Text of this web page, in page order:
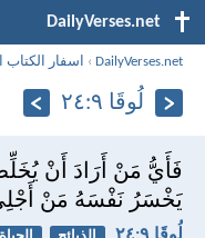
DailyVerses.net
DailyVerses.net
› اسفار
لُوقَا ٩:‏٢٤
فَأَيُّ مَنْ أَرَادَ أَنْ
يَخْسَرُ نَفْسَهُ مَنْ